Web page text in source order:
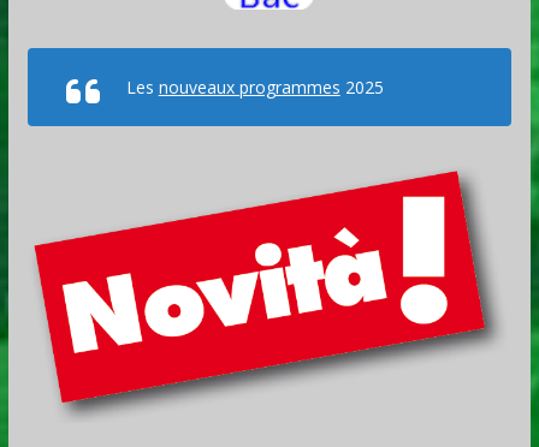
Les nouveaux programmes 2025